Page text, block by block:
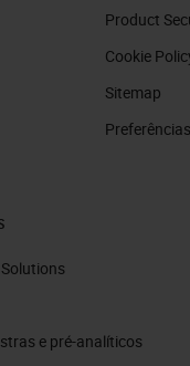
Product
Cookie
Sitemap
e pré-analíticos